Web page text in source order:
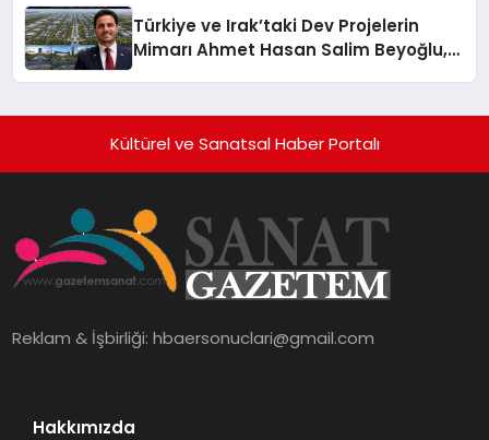
Türkiye ve Irak’taki Dev Projelerin
Mimarı Ahmet Hasan Salim Beyoğlu,
Hayata Geçirecek
Kültürel ve Sanatsal Haber Portalı
Reklam & İşbirliği:hbaersonuclari@gmail.com
Hakkımızda